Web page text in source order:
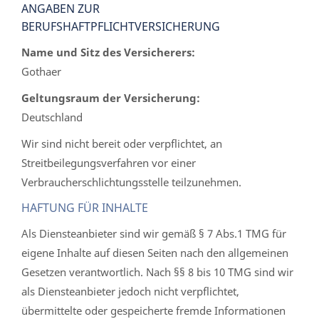
ANGABEN ZUR
BERUFSHAFTPFLICHTVERSICHERUNG
Name und Sitz des Versicherers:
Gothaer
Geltungsraum der Versicherung:
Deutschland
Wir sind nicht bereit oder verpflichtet, an
Streitbeilegungsverfahren vor einer
Verbraucherschlichtungsstelle teilzunehmen.
HAFTUNG FÜR INHALTE
Als Diensteanbieter sind wir gemäß § 7 Abs.1 TMG für
eigene Inhalte auf diesen Seiten nach den allgemeinen
Gesetzen verantwortlich. Nach §§ 8 bis 10 TMG sind wir
als Diensteanbieter jedoch nicht verpflichtet,
übermittelte oder gespeicherte fremde Informationen